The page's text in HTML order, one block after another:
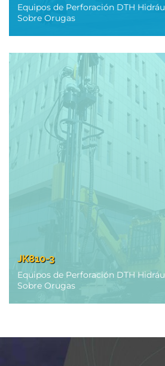
Equipos de Perforación DTH
Sobre Orugas
JK810-3
Equipos de Perforación DTH
Sobre Orugas